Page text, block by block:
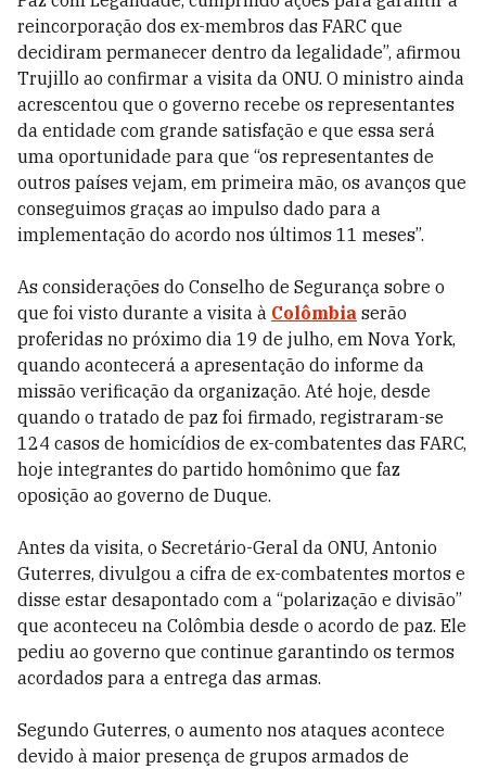
reincorporação dos ex-membros das FARC que
decidiram permanecer dentro da legalidade”, afirmou
Trujillo ao confirmar a visita da ONU. O ministro ainda
acrescentou que o governo recebe os representantes
da entidade com grande satisfação e que essa será
uma oportunidade para que “os representantes de
outros países vejam, em primeira mão, os avanços que
conseguimos graças ao impulso dado para a
implementação do acordo nos últimos 11 meses”.
As considerações do Conselho de Segurança sobre o
que foi visto durante a visita à Colômbia serão
proferidas no próximo dia 19 de julho, em Nova York,
quando acontecerá a apresentação do informe da
missão verificação da organização. Até hoje, desde
quando o tratado de paz foi firmado, registraram-se
124 casos de homicídios de ex-combatentes das FARC,
hoje integrantes do partido homônimo que faz
oposição ao governo de Duque.
Antes da visita, o Secretário-Geral da ONU, Antonio
Guterres, divulgou a cifra de ex-combatentes mortos e
disse estar desapontado com a “polarização e divisão”
que aconteceu na Colômbia desde o acordo de paz. Ele
pediu ao governo que continue garantindo os termos
acordados para a entrega das armas.
Segundo Guterres, o aumento nos ataques acontece
devido à maior presença de grupos armados de